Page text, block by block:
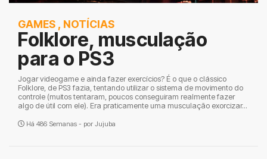
GAMES , NOTÍCIAS
Folklore, musculação
para o PS3
Jogar videogame e ainda fazer exercícios? É o que o clássico
Folklore, de PS3 fazia, tentando utilizar o sistema de movimento do
controle (muitos tentaram, poucos conseguiram realmente fazer
algo de útil com ele). Era praticamente uma musculação exorcizar...
Há 486 Semanas - por Jujuba